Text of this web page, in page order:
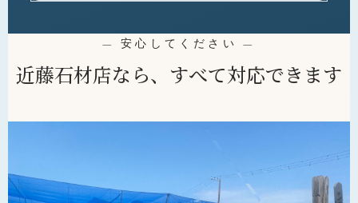
— 安心してください —
近藤石材店なら、すべて対応できます